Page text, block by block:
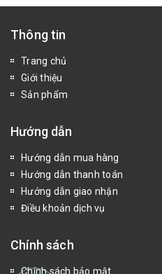
Thông tin
Trang chủ
Giới thiệu
Sản phẩm
Hướng dẫn
Hướng dẫn mua hàng
Hướng dẫn thanh toán
Hướng dẫn giao nhận
Điều khoản dịch vụ
Chính sách
Chính sách bảo mật